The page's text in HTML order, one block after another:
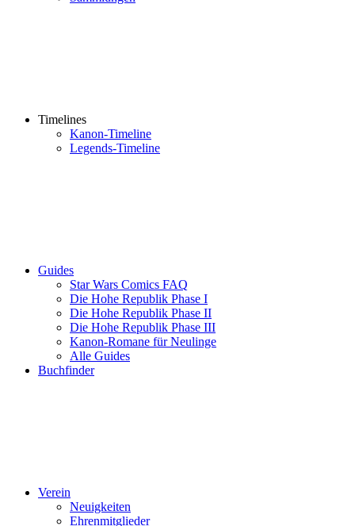
Timelines
Kanon-Timeline
Legends-Timeline
Guides
Star Wars Comics FAQ
Die Hohe Republik Phase I
Die Hohe Republik Phase II
Die Hohe Republik Phase III
Kanon-Romane für Neulinge
Alle Guides
Buchfinder
Verein
Neuigkeiten
Ehrenmitglieder